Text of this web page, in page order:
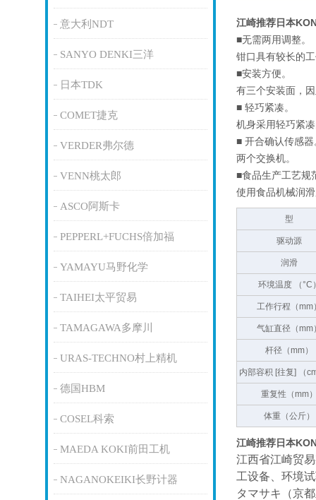
意大利NDT
SANYO DENKI三洋
日本TDK
COMET捷克
VERDER弗尔德
VENN桃太郎
ASCO阿斯卡
PEPPERL+FUCHS倍加福
YAMAYU马野化学
TAIHEI太平贸易
TAMAGAWA多摩川
URAS-TECHNO村上精机
德国HBM
COSEL科索
MAEDA KOKI前田工机
NAGANOKEIKI长野计器
江崎推荐日本
■无需两用调整。
钳口具有较长的
■安装方便。
有三个安装面，
■ 轻巧紧凑。
机身采用轻巧紧
■ 开合确认传感
两个交换机。
■食品生产工艺规
使用食品机械润
型
驱动源
润滑
环境温度 （°C
工作行程（mm
气缸直径（mm
杆径（mm）
内部容积 [往复] （
重复性（mm
体重（公斤）
江崎推荐日本
江西省江崎贸
工设备、环境
タマサキ（京